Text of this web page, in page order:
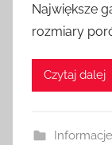
Największe
rozmiary
Czytaj dalej
Informacje